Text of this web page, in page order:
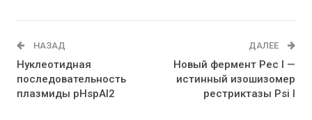
НАЗАД
Нуклеотидная
последовательность
плазмиды pHspAI2
ДАЛЕЕ
Новый фермент Pec I —
истинный изошизомер
рестриктазы Psi I